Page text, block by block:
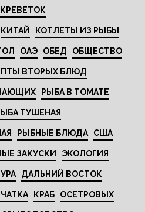
КИТАЙ КОТЛЕТЫ ИЗ РЫБЫ
ОАЭ ОБЕД ОБЩЕСТВО
ВТОРЫХ БЛЮД
РЫБА В ТОМАТЕ
ТУШЕНАЯ
РЫБНЫЕ БЛЮДА США
ЗАКУСКИ ЭКОЛОГИЯ
ДАЛЬНИЙ ВОСТОК
КРАБ ОСЕТРОВЫХ